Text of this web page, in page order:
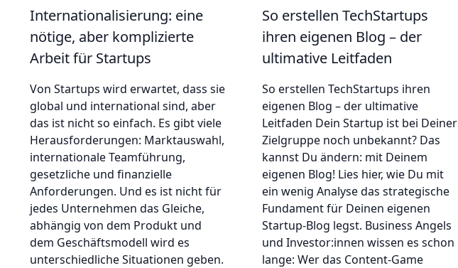
Internationalisierung: eine
nötige, aber komplizierte
Arbeit für Startups
Von Startups wird erwartet, dass sie
global und international sind, aber
das ist nicht so einfach. Es gibt viele
Herausforderungen: Marktauswahl,
internationale Teamführung,
gesetzliche und finanzielle
Anforderungen. Und es ist nicht für
jedes Unternehmen das Gleiche,
abhängig von dem Produkt und
dem Geschäftsmodell wird es
unterschiedliche Situationen geben.
So erstellen TechStartups
ihren eigenen Blog – der
ultimative Leitfaden
So erstellen TechStartups ihren
eigenen Blog – der ultimative
Leitfaden Dein Startup ist bei Deiner
Zielgruppe noch unbekannt? Das
kannst Du ändern: mit Deinem
eigenen Blog! Lies hier, wie Du mit
ein wenig Analyse das strategische
Fundament für Deinen eigenen
Startup-Blog legst. Business Angels
und Investor:innen wissen es schon
lange: Wer das Content-Game